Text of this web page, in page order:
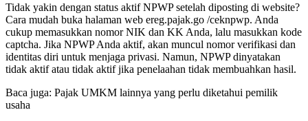
Tidak yakin dengan status aktif NPWP setelah diposting di website?
Cara mudah buka halaman web ereg.pajak.go /ceknpwp. Anda
cukup memasukkan nomor NIK dan KK Anda, lalu masukkan kode
captcha. Jika NPWP Anda aktif, akan muncul nomor verifikasi dan
identitas diri untuk menjaga privasi. Namun, NPWP dinyatakan
tidak aktif atau tidak aktif jika penelaahan tidak membuahkan hasil.
Baca juga: Pajak UMKM lainnya yang perlu diketahui pemilik
usaha